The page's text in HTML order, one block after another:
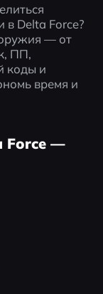
в Delta Force?
— от
ПП,
коды и
время и
Force —